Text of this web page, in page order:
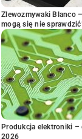
Zlewozmywaki Blanco
mogą się nie
Produkcja elektroniki –
2026